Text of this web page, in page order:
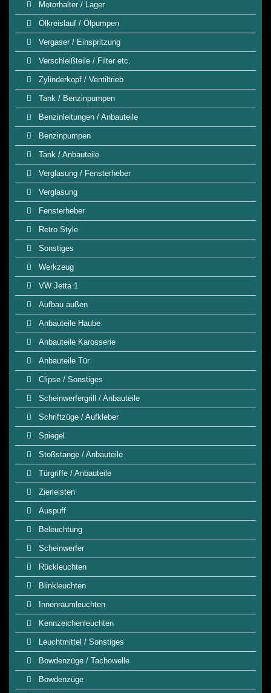
Motorhalter / Lager
Ölkreislauf / Ölpumpen
Vergaser / Einspritzung
Verschleißteile / Filter etc.
Zylinderkopf / Ventiltrieb
Tank / Benzinpumpen
Benzinleitungen / Anbauteile
Benzinpumpen
Tank / Anbauteile
Verglasung / Fensterheber
Verglasung
Fensterheber
Retro Style
Sonstiges
Werkzeug
VW Jetta 1
Aufbau außen
Anbauteile Haube
Anbauteile Karosserie
Anbauteile Tür
Clipse / Sonstiges
Scheinwerfergrill / Anbauteile
Schriftzüge / Aufkleber
Spiegel
Stoßstange / Anbauteile
Türgriffe / Anbauteile
Zierleisten
Auspuff
Beleuchtung
Scheinwerfer
Rückleuchten
Blinkleuchten
Innenraumleuchten
Kennzeichenleuchten
Leuchtmittel / Sonstiges
Bowdenzüge / Tachowelle
Bowdenzüge